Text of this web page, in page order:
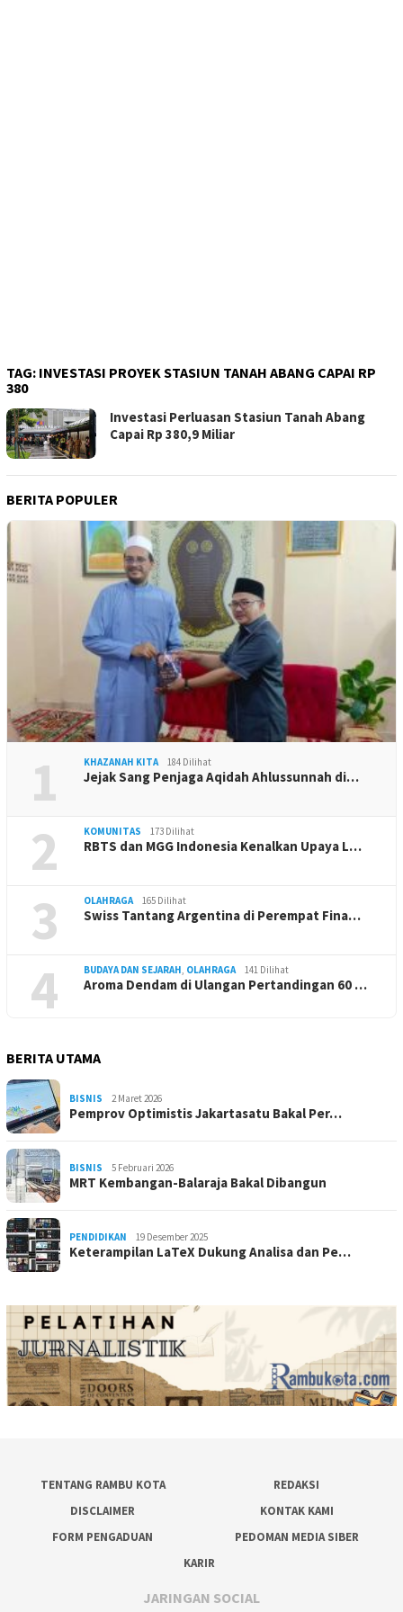
TAG: INVESTASI PROYEK STASIUN TANAH ABANG CAPAI RP
380
Investasi Perluasan Stasiun Tanah Abang
Capai Rp 380,9 Miliar
BERITA POPULER
1 KHAZANAH KITA 184 Dilihat
Jejak Sang Penjaga Aqidah Ahlussunnah di…
2 KOMUNITAS 173 Dilihat
RBTS dan MGG Indonesia Kenalkan Upaya L…
3 OLAHRAGA 165 Dilihat
Swiss Tantang Argentina di Perempat Fina…
4 BUDAYA DAN SEJARAH, OLAHRAGA 141 Dilihat
Aroma Dendam di Ulangan Pertandingan 60 …
BERITA UTAMA
BISNIS 2 Maret 2026
Pemprov Optimistis Jakartasatu Bakal Per…
BISNIS 5 Februari 2026
MRT Kembangan-Balaraja Bakal Dibangun
PENDIDIKAN 19 Desember 2025
Keterampilan LaTeX Dukung Analisa dan Pe…
TENTANG RAMBU KOTA
REDAKSI
DISCLAIMER
KONTAK KAMI
FORM PENGADUAN
PEDOMAN MEDIA SIBER
KARIR
JARINGAN SOCIAL